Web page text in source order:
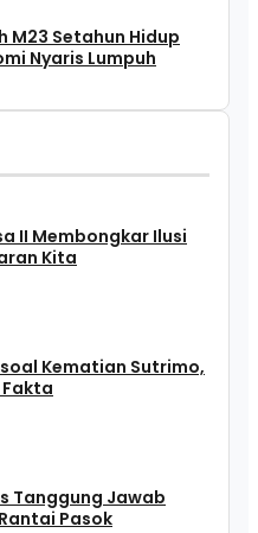
M23 Setahun Hidup
Nyaris Lumpuh
II Membongkar Ilusi
Kita
Kematian Sutrimo,
Fakta
Tanggung Jawab
Pasok